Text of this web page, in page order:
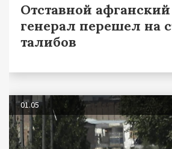
Отставной афганский
генерал перешел на
талибов
01.05